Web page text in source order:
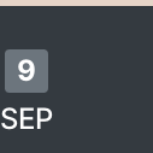
9
SEP